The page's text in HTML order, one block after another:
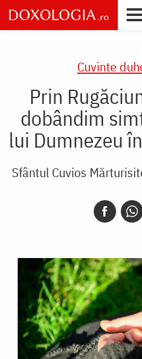
Skip
to
main
Cuvinte
Prin
dobândim
lui Dumnezeu
Sfântul Cuvios